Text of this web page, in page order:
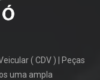
( CDV ) | Peças
uma ampla